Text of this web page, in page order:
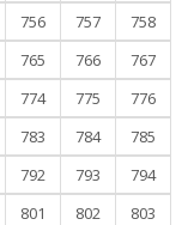
756 757
758
765 766
767
774 775
776
783 784
785
792 793
794
801 802 803